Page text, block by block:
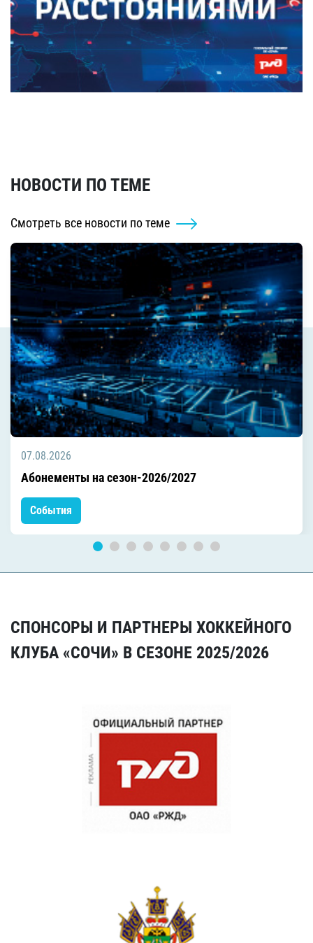
НОВОСТИ ПО ТЕМЕ
Смотреть все новости по теме
07.08.2026
Абонементы на сезон-2026/2027
События
СПОНСОРЫ И ПАРТНЕРЫ ХОККЕЙНОГО
КЛУБА «СОЧИ» В СЕЗОНЕ 2025/2026